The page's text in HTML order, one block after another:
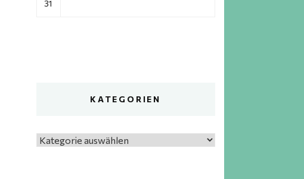
31
KATEGORIEN
Kategorien